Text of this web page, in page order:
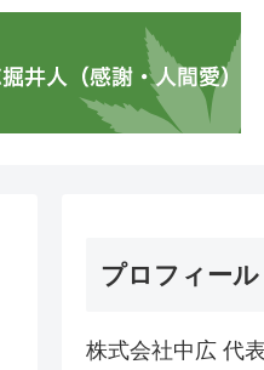
プロフィール
株式会社中広 代